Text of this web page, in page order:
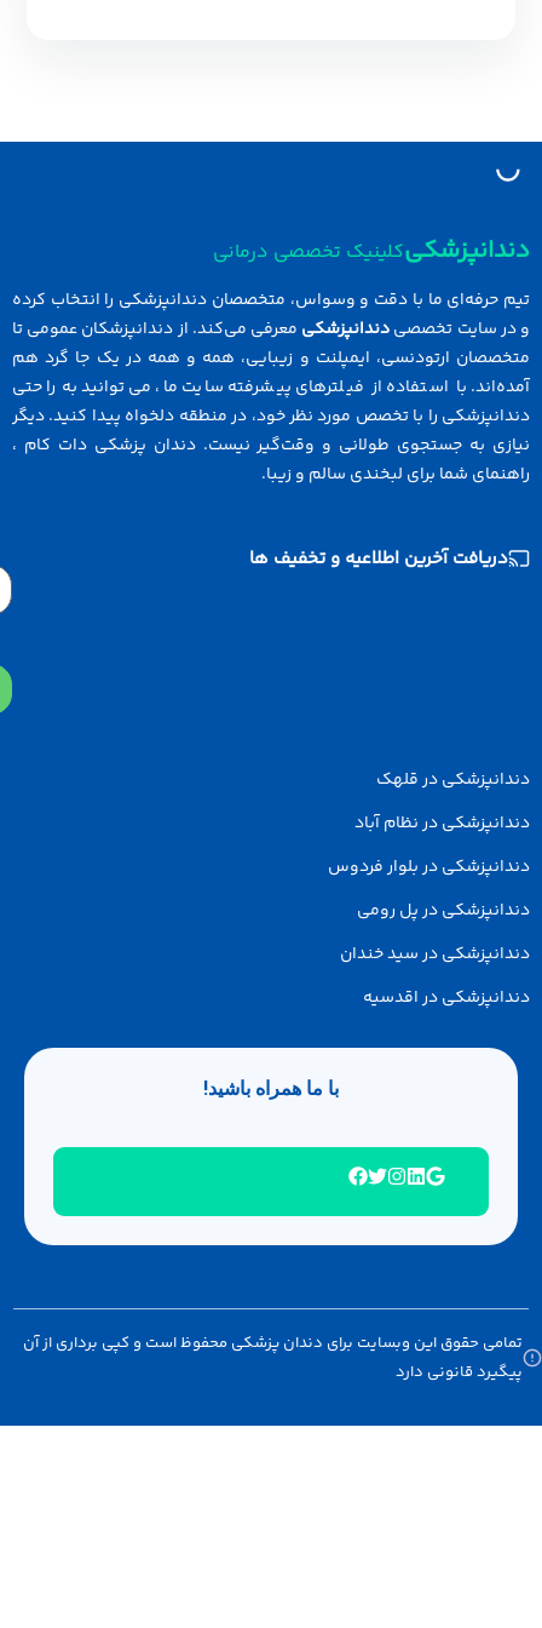
کلینیک تخصصی درمانی
حرفه‌ای ما با دقت و وسواس، متخصصان دندانپزشکی را انتخاب کرده
سایت تخصصیدندانپزشکیمعرفی می‌کند. از دندانپزشکان عمومی تا
ارتودنسی، ایمپلنت و زیبایی، همه و همه در یک جا گرد هم
با استفاده از فیلترهای پیشرفته سایت ما، می‌توانید به راحتی
را با تخصص مورد نظر خود، در منطقه دلخواه پیدا کنید. دیگر
به جستجوی طولانی و وقت‌گیر نیست. دندان پزشکی دات کام ،
شما برای لبخندی سالم و زیبا.
دریافت آخرین اطلاعیه و تخفیف ها
در قلهک
در نظام آباد
در بلوار فردوس
در پل رومی
در سید خندان
در اقدسیه
با ما همراه باشید!
حقوق این وبسایت برای دندان پزشکی محفوظ است و کپی برداری از آن
قانونی دارد